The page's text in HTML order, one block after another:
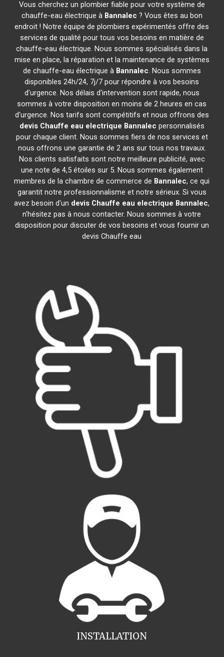
Vous cherchez un plombier fiable pour votre système de
chauffe-eau électrique à Bannalec ? Vous êtes au bon
endroit ! Notre équipe de plombiers expérimentés offre des
services de qualité pour tous vos besoins en matière de
chauffe-eau électrique. Nous sommes spécialisés dans la
mise en place, la réparation et la maintenance de systèmes
de chauffe-eau électrique à Bannalec. Nous sommes
disponibles 24h/24, 7j/7 pour répondre à vos besoins
d'urgence. Nos délais d'intervention sont rapide, nous
sommes à votre disposition en moins de 2 heures en cas
d'urgence. Nos tarifs sont compétitifs et nous offrons des
devis Chauffe eau electrique Bannalec personnalisés
pour chaque client. Nous sommes fiers de nos services et
nous offrons une garantie de 2 ans sur tous nos travaux.
Nos clients satisfaits sont notre meilleure publicité, avec
une note de 4,5 étoiles sur 5. Nous sommes également
membres de la chambre de commerce de Bannalec, ce qui
garantit notre professionnalisme et notre sérieux. Si vous
avez besoin d'un devis Chauffe eau electrique Bannalec,
n'hésitez pas à nous contacter. Nous sommes à votre
disposition pour discuter de vos besoins et vous fournir un
devis Chauffe eau
INSTALLATION